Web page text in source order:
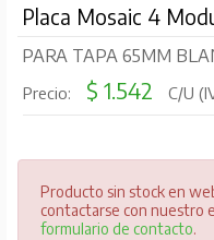
Placa Mosaic 4
PARA TAPA 65MM
Precio: $ 1.542 C/U
Producto sin stock en
contactarse con nuestro
formulario de contacto.